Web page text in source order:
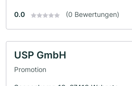
0.0 (0 Bewertungen)
USP GmbH
Promotion